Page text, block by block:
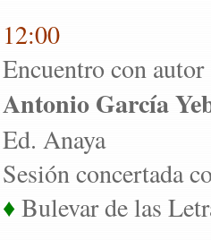
12:00
Encuentro con autor
Antonio García
Ed. Anaya
Sesión concertada
♦Bulevar de las